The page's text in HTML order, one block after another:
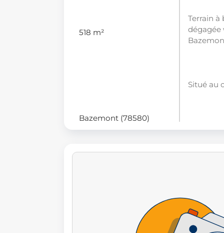
518 m²
Bazemont (78580)
Terrain à
dégagée
Situé au